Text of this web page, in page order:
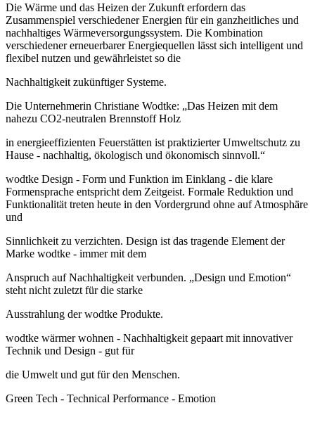
Die Wärme und das Heizen der Zukunft erfordern das
Zusammenspiel verschiedener Energien für ein ganzheitliches und
nachhaltiges Wärmeversorgungssystem. Die Kombination
verschiedener erneuerbarer Energiequellen lässt sich intelligent und
flexibel nutzen und gewährleistet so die
Nachhaltigkeit zukünftiger Systeme.
Die Unternehmerin Christiane Wodtke: „Das Heizen mit dem
nahezu CO2-neutralen Brennstoff Holz
in energieeffizienten Feuerstätten ist praktizierter Umweltschutz zu
Hause - nachhaltig, ökologisch und ökonomisch sinnvoll.“
wodtke Design - Form und Funktion im Einklang - die klare
Formensprache entspricht dem Zeitgeist. Formale Reduktion und
Funktionalität treten heute in den Vordergrund ohne auf Atmosphäre
und
Sinnlichkeit zu verzichten. Design ist das tragende Element der
Marke wodtke - immer mit dem
Anspruch auf Nachhaltigkeit verbunden. „Design und Emotion“
steht nicht zuletzt für die starke
Ausstrahlung der wodtke Produkte.
wodtke wärmer wohnen - Nachhaltigkeit gepaart mit innovativer
Technik und Design - gut für
die Umwelt und gut für den Menschen.
Green Tech - Technical Performance - Emotion